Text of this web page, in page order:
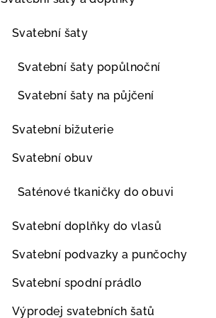
Svatební šaty
Svatební šaty popůlnoční
Svatební šaty na půjčení
Svatební bižuterie
Svatební obuv
Saténové tkaničky do obuvi
Svatební doplňky do vlasů
Svatební podvazky a punčochy
Svatební spodní prádlo
Výprodej svatebních šatů